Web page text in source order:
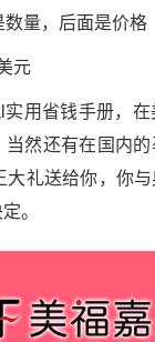
量，后面是价格
元
省钱手册，在
当然还有在国内
大礼送给你，你
。